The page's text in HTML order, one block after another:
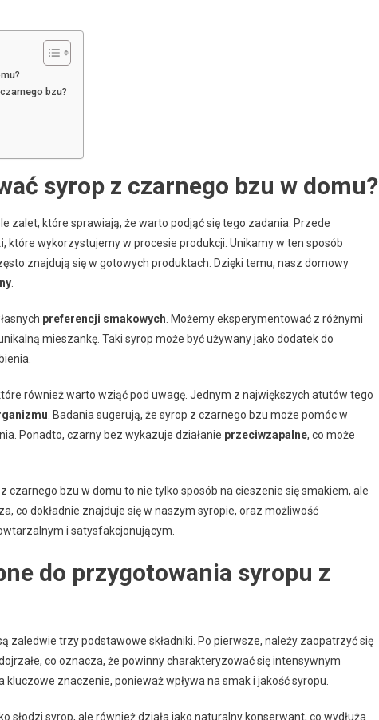
bzu?
syrop z czarnego bzu w domu?
zalet, które sprawiają, że warto podjąć się tego zadania. Przede
, które wykorzystujemy w procesie produkcji. Unikamy w ten sposób
znajdują się w gotowych produktach. Dzięki temu, nasz domowy
.
preferencji smakowych. Możemy eksperymentować z różnymi
mieszankę. Taki syrop może być używany jako dodatek do
również warto wziąć pod uwagę. Jednym z największych atutów tego
. Badania sugerują, że syrop z czarnego bzu może pomóc w
Ponadto, czarny bez wykazuje działanie przeciwzapalne, co może
czarnego bzu w domu to nie tylko sposób na cieszenie się smakiem, ale
co dokładnie znajduje się w naszym syropie, oraz możliwość
i satysfakcjonującym.
do przygotowania syropu z
zaledwie trzy podstawowe składniki. Po pierwsze, należy zaopatrzyć się
co oznacza, że powinny charakteryzować się intensywnym
znaczenie, ponieważ wpływa na smak i jakość syropu.
słodzi syrop, ale również działa jako naturalny konserwant, co wydłuża